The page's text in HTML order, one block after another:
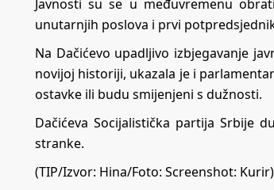
Javnosti su se u međuvremenu
unutarnjih poslova i prvi
Na Dačićevo upadljivo izbjegavanje
novijoj historiji, ukazala je i
ostavke ili budu smijenjeni s dužnosti.
Dačićeva Socijalistička partija Srbije
stranke.
(TIP/Izvor: Hina/Foto: Screenshot: Kurir)